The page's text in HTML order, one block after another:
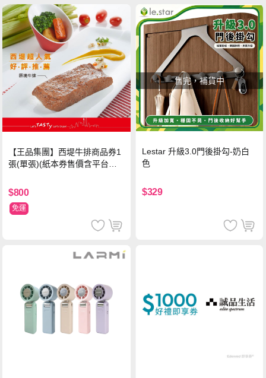
【王品集團】西堤牛排商品券1
張(單張)(紙本券售價含平台物
$800
免運
售完，補貨中
Lestar 升級3.0門後掛勾-奶白
色
$329